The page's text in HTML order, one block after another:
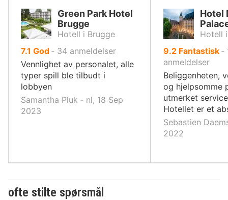
Green Park Hotel
Brugge
Hotell i Brugge
7.1 av
10,
God ‐ 34 anmeldelser
Vennlighet av personalet, alle
typer spill ble tilbudt i
lobbyen
Samantha Pluk ‐ nl, 18 Sep
2023
Hotel
Hotell
9.2 av
10,
Fantastisk ‐
anmeldelser
Beliggenheten,
og hjelpsomme
utmerket
Hotellet er et
Sebastien
2022
ofte stilte spørsmål